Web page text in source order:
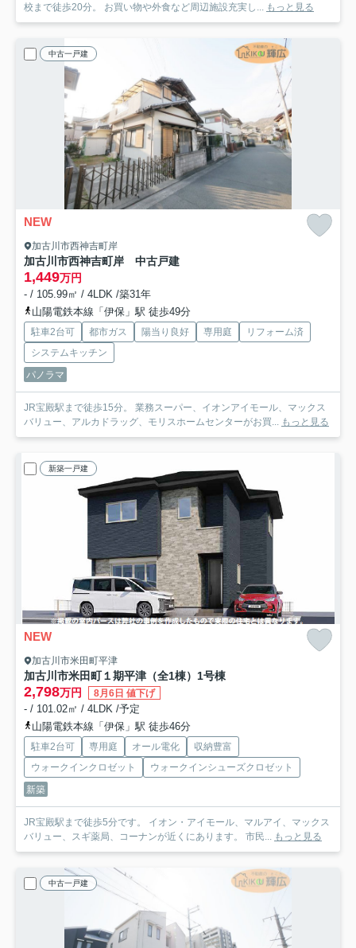
校まで徒歩20分。 お買い物や外食など周辺施設充実し... もっと見る
中古一戸建
NEW
加古川市西神吉町岸
加古川市西神吉町岸 中古戸建
1,449万円
- / 105.99㎡ / 4LDK /築31年
山陽電鉄本線「伊保」駅 徒歩49分
駐車2台可 都市ガス 陽当り良好 専用庭
リフォーム済
システムキッチン
パノラマ
JR宝殿駅まで徒歩15分。 業務スーパー、イオンアイモール、マックス
バリュー、アルカドラッグ、モリスホームセンターがお買... もっと見る
新築一戸建
NEW
加古川市米田町平津
加古川市米田町１期平津（全1棟）1号棟
2,798万円 8月6日 値下げ
- / 101.02㎡ / 4LDK /予定
山陽電鉄本線「伊保」駅 徒歩46分
駐車2台可 専用庭 オール電化
収納豊富
ウォークインクロゼット
ウォークインシューズクロゼット
新築
JR宝殿駅まで徒歩5分です。 イオン・アイモール、マルアイ、マックス
バリュー、スギ薬局、コーナンが近くにあります。 市民... もっと見る
中古一戸建